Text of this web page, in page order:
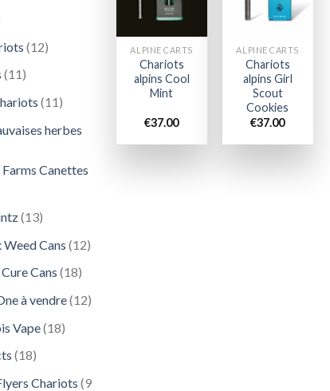
1212
1111
1111
herbes
Canettes
1313
Cans 1212
Cans 1818
à vendre 1212
Vape 1818
1818
Chariots 9
wishlist
ALPINE CARTS
Chariots
alpins Cool
Mint
€37.00
wishlist
ALPINE CARTS
Chariots
alpins Girl
Scout
Cookies
€37.00